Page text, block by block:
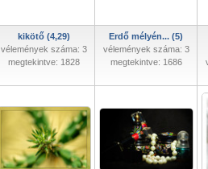
kikötő (4,29)
vélemények száma: 3
megtekintve: 1828
Erdő mélyén... (5)
vélemények száma: 3
megtekintve: 1686